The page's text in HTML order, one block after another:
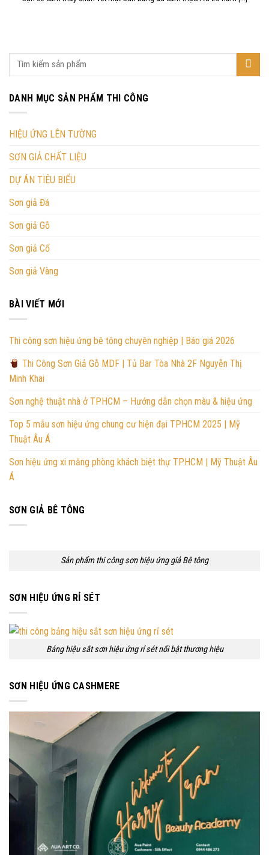
DANH MỤC SẢN PHẨM THI CÔNG
HIỆU ỨNG LÊN TƯỜNG
SƠN GIẢ CHẤT LIỆU
DỰ ÁN TIÊU BIỂU
Sơn giả Đá
Sơn giả Gỗ
Sơn giả Cổ
Sơn giả Vàng
BÀI VIẾT MỚI
Thi công sơn hiệu ứng bê tông chuyên nghiệp | Báo giá 2026
Thi Công Sơn Giả Gỗ MDF | Tủ Bar Tòa Nhà 2F Nguyễn Thị
Minh Khai
Sơn nghệ thuật nhà ở TPHCM – Hướng dẫn chọn màu & hiệu ứng
Top 5 mẫu sơn hiệu ứng chung cư hiện đại TPHCM 2025 | Mỹ
Thuật Âu Á
Sơn hiệu ứng xi măng phòng khách biệt thự TPHCM | Mỹ Thuật Âu
Á
SƠN GIẢ BÊ TÔNG
Sản phẩm thi công sơn hiệu ứng giả Bê tông
SƠN HIỆU ỨNG RỈ SÉT
Bảng hiệu sắt sơn hiệu ứng rỉ sét nổi bật thương hiệu
SƠN HIỆU ỨNG CASHMERE